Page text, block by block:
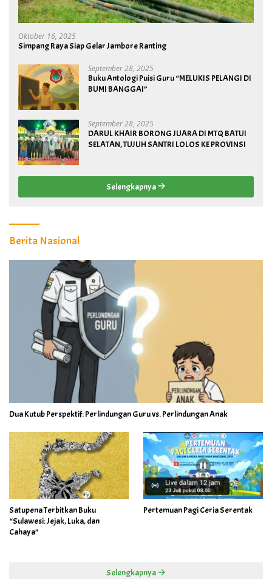
Oktober 16, 2025
Simpang Raya Siap Gelar Jambore Ranting
September 28, 2025
Buku Antologi Puisi Guru “MELUKIS PELANGI DI
BUMI BANGGAI”
September 28, 2025
DARUL KHAIR BORONG JUARA DI MTQ BATUI
SELATAN, TUJUH SANTRI LOLOS KE PROVINSI
Selengkapnya
Berita Nasional
Dua Kutub Perspektif: Perlindungan Guru vs. Perlindungan Anak
Satupena Terbitkan Buku
“Sulawesi: Jejak, Luka, dan
Cahaya”
Pertemuan Pagi Ceria Serentak
Selengkapnya